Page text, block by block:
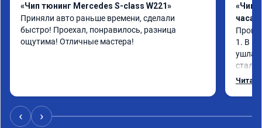
«Чип тюнинг Mercedes S-class W221»
Приняли авто раньше времени, сделали
быстро! Проехал, понравилось, разница
ощутима! Отличные мастера!
«Чип
часа»
1. В
ушла
стало
Одни
‹ ›